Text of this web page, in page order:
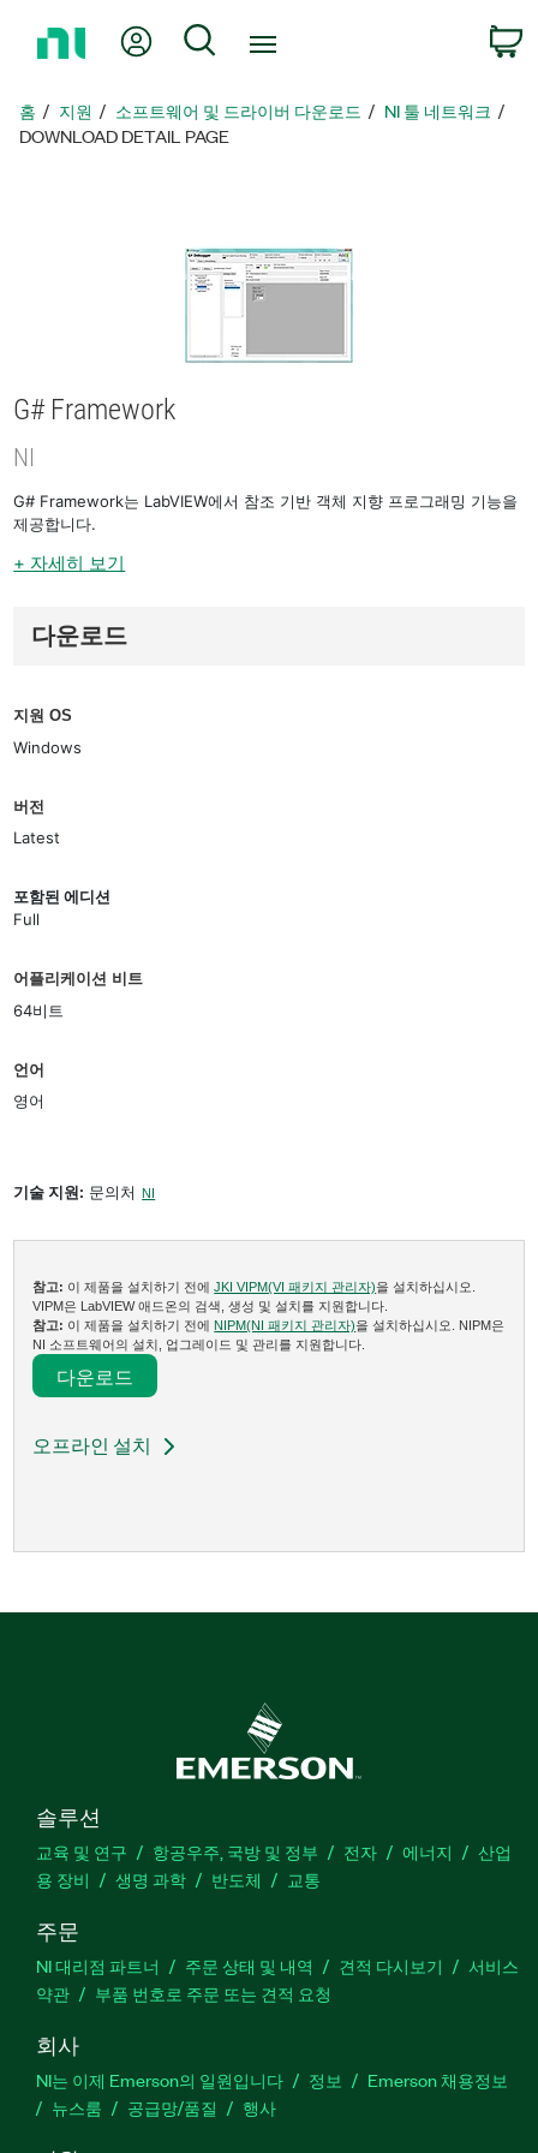
지
로
내 계정 검색
홈 지원 소프트웨어 및 드라이버 다운로드
NI 툴 네트워크
DOWNLOAD DETAIL PAGE
G# Framework
NI
G# Framework는 LabVIEW에서 참조 기반 객체 지향 프로그래밍 기능을
제공합니다.
+ 자세히 보기
다운로드
지원 OS
Windows
버전
Latest
포함된 에디션
Full
어플리케이션 비트
64비트
언어
영어
기술 지원: 문의처 NI
참고: 이 제품을 설치하기 전에JKI VIPM(VI 패키지 관리자)을 설치하십시오.
VIPM은 LabVIEW 애드온의 검색, 생성 및 설치를 지원합니다.
참고: 이 제품을 설치하기 전에 NIPM(NI 패키지 관리자)을 설치하십시오. NIPM은
NI 소프트웨어의 설치, 업그레이드 및 관리를 지원합니다.
다운로드​
오프라인 설치
솔루션
교육 및 연구 항공우주, 국방 및 정부 전자 에너지
산업
용 장비
생명 과학 반도체 교통
주문
NI 대리점 파트너 주문 상태 및 내역 견적 다시보기
서비스
약관
부품 번호로 주문 또는 견적 요청
회사
NI는 이제 Emerson의 일원입니다 정보
Emerson 채용정보
뉴스룸
공급망/품질 행사